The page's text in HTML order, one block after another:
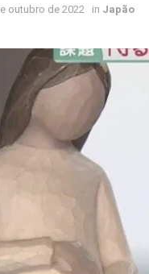
outubro de 2022 in Japão